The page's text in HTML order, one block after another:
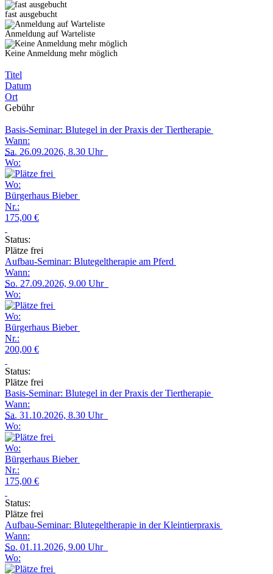
fast ausgebucht
Anmeldung auf Warteliste
Keine Anmeldung mehr möglich
Titel
Datum
Ort
Gebühr
Basis-Seminar: Blutegel in der Praxis der Tiertherapie
Wann:
Sa. 26.09.2026, 8.30 Uhr
Wo:
Wo:
Bürgerhaus Bieber
Nr.:
175,00 €
Status:
Plätze frei
Aufbau-Seminar: Blutegeltherapie am Pferd
Wann:
So. 27.09.2026, 9.00 Uhr
Wo:
Wo:
Bürgerhaus Bieber
Nr.:
200,00 €
Status:
Plätze frei
Basis-Seminar: Blutegel in der Praxis der Tiertherapie
Wann:
Sa. 31.10.2026, 8.30 Uhr
Wo:
Wo:
Bürgerhaus Bieber
Nr.:
175,00 €
Status:
Plätze frei
Aufbau-Seminar: Blutegeltherapie in der Kleintierpraxis
Wann:
So. 01.11.2026, 9.00 Uhr
Wo: